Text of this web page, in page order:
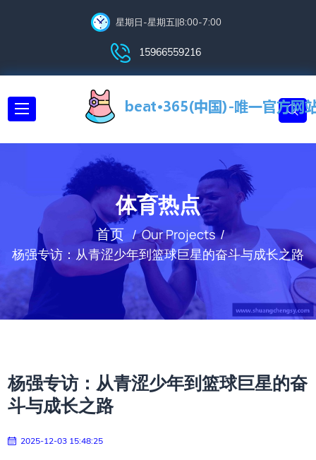
星期日-星期五||8:00-7:00
15966559216
体育热点
首页
Our Projects
杨强专访：从青涩少年到篮球巨星的奋斗与成长之路
杨强专访：从青涩少年到篮球巨星的奋
斗与成长之路
2025-12-03 15:48:25